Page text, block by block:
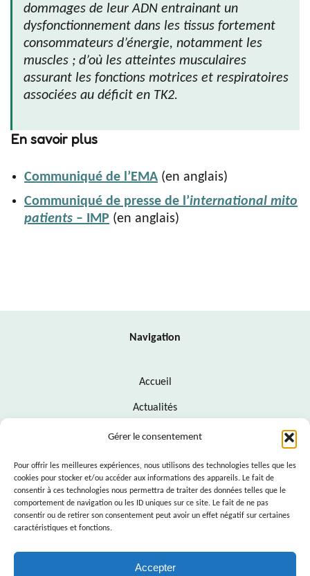
Gérer le consentement
Pour offrir les meilleures expériences, nous utilisons des technologies telles que les
cookies pour stocker et/ou accéder aux informations des appareils. Le fait de
consentir à ces technologies nous permettra de traiter des données telles que le
comportement de navigation ou les ID uniques sur ce site. Le fait de ne pas
consentir ou de retirer son consentement peut avoir un effet négatif sur certaines
caractéristiques et fonctions.
Accepter
dommages de leur ADN entrainant un
dysfonctionnement dans les tissus fortement
consommateurs d’énergie, notamment les
muscles ; d’où les atteintes musculaires
assurant les fonctions motrices et respiratoires
associées au déficit en TK2.
En savoir plus
Communiqué de l’EMA (en anglais)
Communiqué de presse de l’international mito
patients – IMP (en anglais)
Navigation
Accueil
Actualités
Contact
Politique de confidentialité
Mentions légales
Suivez-nous